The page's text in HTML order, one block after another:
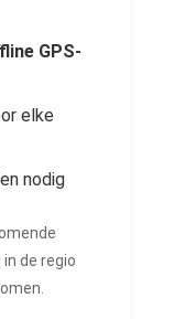
GPS-
elke
nodig
de regio